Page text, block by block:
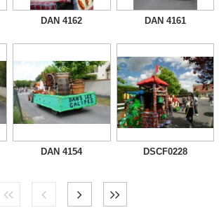
DAN 4162 DAN 4161
DAN 4154 DSCF0228